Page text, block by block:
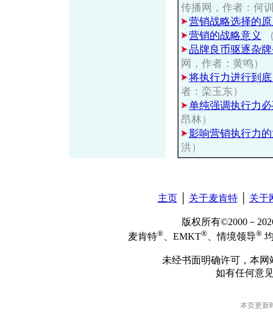
传播网，作者：何
营销战略选择的
营销的战略意义
品牌良币驱逐杂
网，作者：黄鸣）
将执行力进行到
者：栾玉东）
单纯强调执行力
昂林）
影响营销执行力
洪）
主页│ 关于麦肯特│ 关于
版权所有©2000－
麦肯特® 、EMKT® 、情境领导®
未经书面明确许可，本
如有任何意
本页更新